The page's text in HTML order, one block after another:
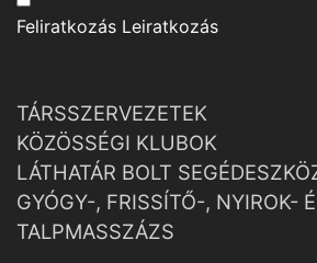
Feliratkozás Leiratkozás
TÁRSSZERVEZETEK
KÖZÖSSÉGI KLUBOK
LÁTHATÁR BOLT
GYÓGY-, FRISSÍTŐ-, NYIROK-
TALPMASSZÁZS